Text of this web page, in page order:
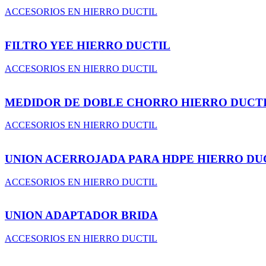
ACCESORIOS EN HIERRO DUCTIL
FILTRO YEE HIERRO DUCTIL
ACCESORIOS EN HIERRO DUCTIL
MEDIDOR DE DOBLE CHORRO HIERRO
ACCESORIOS EN HIERRO DUCTIL
UNION ACERROJADA PARA HDPE HIERRO
ACCESORIOS EN HIERRO DUCTIL
UNION ADAPTADOR BRIDA
ACCESORIOS EN HIERRO DUCTIL